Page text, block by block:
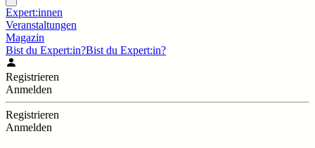
Expert:innen
Veranstaltungen
Magazin
Bist du Expert:in?Bist du Expert:in?
Registrieren
Anmelden
Registrieren
Anmelden